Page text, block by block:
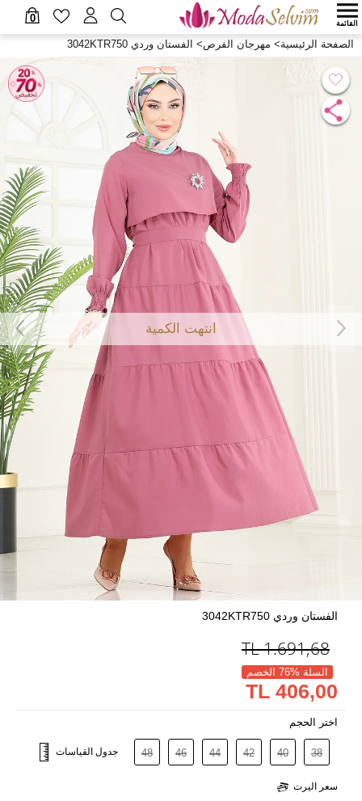
0 القائمة
الصفحة الرئيسية> مهرجان الفرص> الفستان وردي 3042KTR750
انتهت الكمية
الفستان وردي 3042KTR750
1.691,68
TL
السلة %76 الخصم
406,00 TL
اختر الحجم
38
40
42
44
46
48 جدول القياسات
سعر اليرت